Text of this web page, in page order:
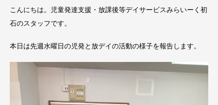
こんにちは。児童発達支援・放課後等デイサービスみらいーく初
石のスタッフです。
本日は先週水曜日の児発と放デイの活動の様子を報告します。